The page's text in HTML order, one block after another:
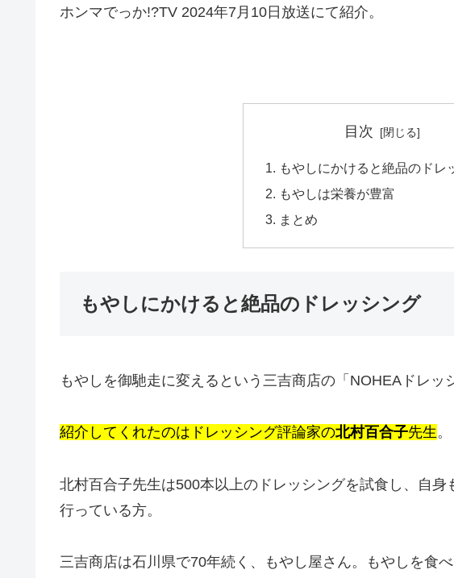
ホンマでっか!?TV 2024年7月10日放送にて紹介。
目次
もやしにかけると絶品のドレ
もやしは栄養が豊富
まとめ
もやしにかけると絶品のドレッシング
もやしを御馳走に変えるという三吉商店の「NOHEAドレッ
紹介してくれたのはドレッシング評論家の北村百合子先生。
北村百合子先生は500本以上のドレッシングを試食し、自
行っている方。
三吉商店は石川県で70年続く、もやし屋さん。もやしを食